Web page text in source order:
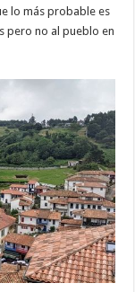
lo más probable es
pero no al pueblo en